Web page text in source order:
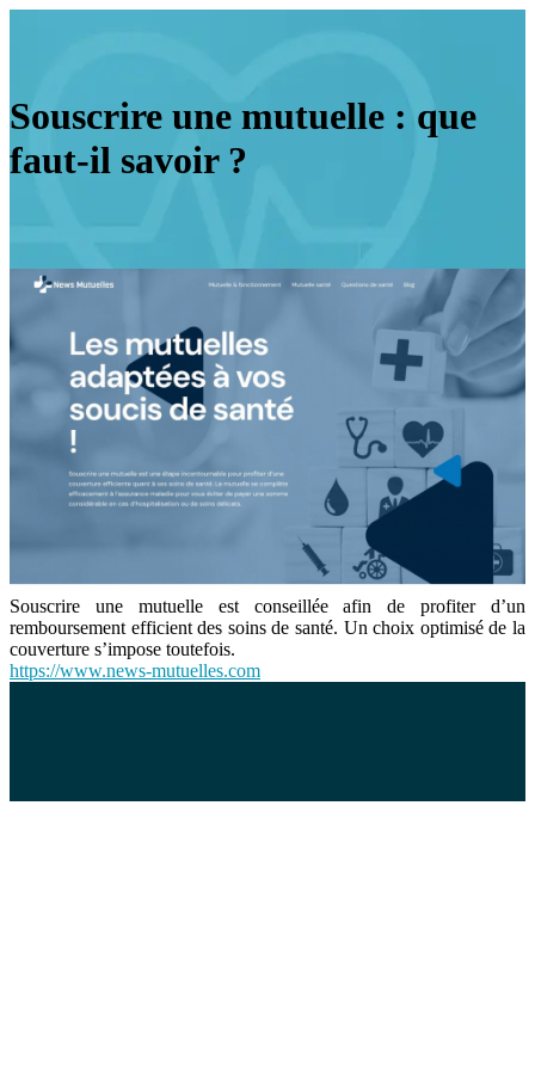
Souscrire une mutuelle : que
faut-il savoir ?
Souscrire une mutuelle est conseillée afin de profiter d’un
remboursement efficient des soins de santé. Un choix optimisé de la
couverture s’impose toutefois.
https://www.news-mutuelles.com